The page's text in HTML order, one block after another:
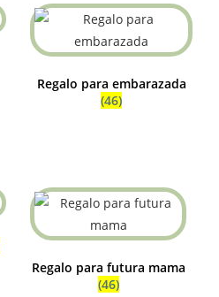
Regalo para embarazada
(46)
Regalo para futura mama
(46)